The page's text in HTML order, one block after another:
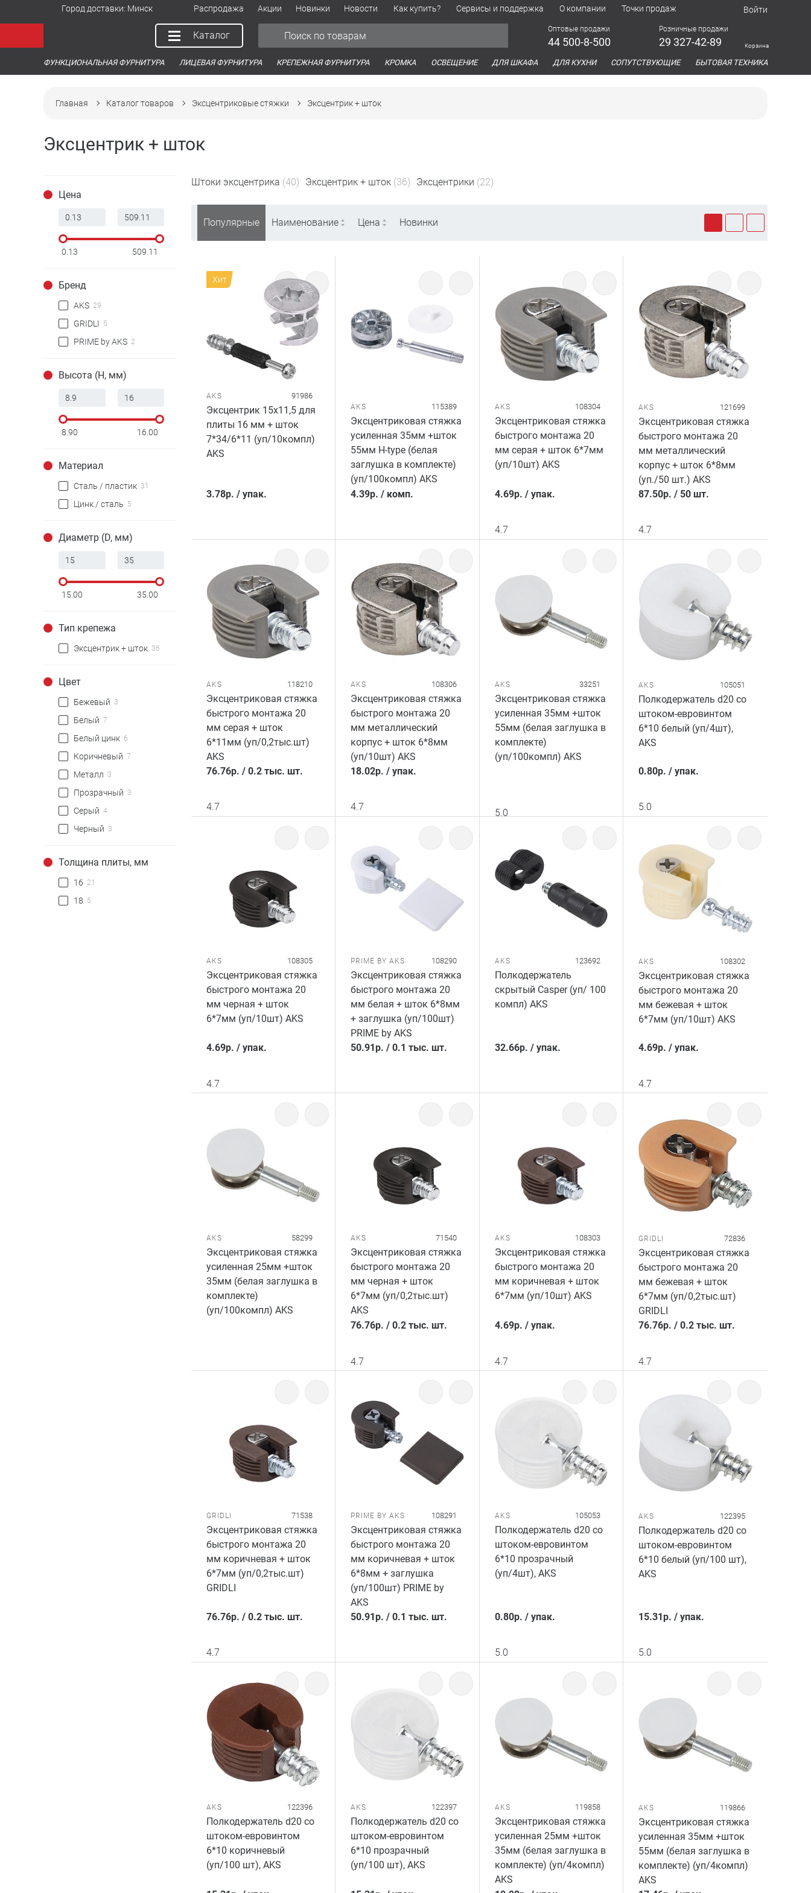
Город доставки: Минск Распродажа Акции Новинки Новости Как купить? Сервисы и поддержка О компании Точки продаж Войти
Каталог
Оптовые продажи
44 500-8-500
Розничные продажи
29 327-42-89 Корзина
ФУНКЦИОНАЛЬНАЯ ФУРНИТУРА ЛИЦЕВАЯ ФУРНИТУРА КРЕПЕЖНАЯ ФУРНИТУРА КРОМКА ОСВЕЩЕНИЕ ДЛЯ ШКАФА ДЛЯ КУХНИ СОПУТСТВУЮЩИЕ БЫТОВАЯ ТЕХНИКА
Главная Каталог товаров Эксцентриковые стяжки Эксцентрик + шток
Эксцентрик + шток
Цена
0.13 509.11
Бренд
AKS 29
GRIDLI 5
PRIME by AKS 2
Высота (H, мм)
8.90 16.00
Материал
Сталь / пластик 31
Цинк / сталь 5
Диаметр (D, мм)
15.00 35.00
Тип крепежа
Эксцентрик + шток 36
Цвет
Бежевый 3
Белый 7
Белый цинк 6
Коричневый 7
Металл 3
Прозрачный 3
Серый 4
Черный 3
Толщина плиты, мм
16 21
18 5
Штоки эксцентрика (40) Эксцентрик + шток (36) Эксцентрики (22)
Популярные Наименование Цена Новинки
Хит
AKS 91986
Эксцентрик 15x11,5 для
плиты 16 мм + шток
7*34/6*11 (уп/10компл)
AKS
3.78р. / упак.
AKS 115389
Эксцентриковая стяжка
усиленная 35мм +шток
55мм H-type (белая
заглушка в комплекте)
(уп/100компл) AKS
4.39р. / комп.
AKS 108304
Эксцентриковая стяжка
быстрого монтажа 20
мм серая + шток 6*7мм
(уп/10шт) AKS
4.69р. / упак.
4.7
AKS 121699
Эксцентриковая стяжка
быстрого монтажа 20
мм металлический
корпус + шток 6*8мм
(уп./50 шт.) AKS
87.50р. / 50 шт.
4.7
AKS 118210
Эксцентриковая стяжка
быстрого монтажа 20
мм серая + шток
6*11мм (уп/0,2тыс.шт)
AKS
76.76р. / 0.2 тыс. шт.
4.7
AKS 108306
Эксцентриковая стяжка
быстрого монтажа 20
мм металлический
корпус + шток 6*8мм
(уп/10шт) AKS
18.02р. / упак.
4.7
AKS 33251
Эксцентриковая стяжка
усиленная 35мм +шток
55мм (белая заглушка в
комплекте)
(уп/100компл) AKS
5.0
AKS 105051
Полкодержатель d20 со
штоком-евровинтом
6*10 белый (уп/4шт),
AKS
0.80р. /упак.
5.0
AKS 108305
Эксцентриковая стяжка
быстрого монтажа 20
мм черная + шток
6*7мм (уп/10шт) AKS
4.69р. / упак.
4.7
PRIME BY AKS 108290
Эксцентриковая стяжка
быстрого монтажа 20
мм белая + шток 6*8мм
+ заглушка (уп/100шт)
PRIME by AKS
50.91р. / 0.1 тыс. шт.
AKS 123692
Полкодержатель
скрытый Casper (уп/ 100
компл) AKS
32.66р. / упак.
AKS 108302
Эксцентриковая стяжка
быстрого монтажа 20
мм бежевая + шток
6*7мм (уп/10шт) AKS
4.69р. /упак.
4.7
AKS 58299
Эксцентриковая стяжка
усиленная 25мм +шток
35мм (белая заглушка в
комплекте)
(уп/100компл) AKS
AKS 71540
Эксцентриковая стяжка
быстрого монтажа 20
мм черная + шток
6*7мм (уп/0,2тыс.шт)
AKS
76.76р. / 0.2 тыс. шт.
4.7
AKS 108303
Эксцентриковая стяжка
быстрого монтажа 20
мм коричневая + шток
6*7мм (уп/10шт) AKS
4.69р. / упак.
4.7
GRIDLI 72836
Эксцентриковая стяжка
быстрого монтажа 20
мм бежевая + шток
6*7мм (уп/0,2тыс.шт)
GRIDLI
76.76р. /0.2 тыс. шт.
4.7
GRIDLI 71538
Эксцентриковая стяжка
быстрого монтажа 20
мм коричневая + шток
6*7мм (уп/0,2тыс.шт)
GRIDLI
76.76р. / 0.2 тыс. шт.
4.7
PRIME BY AKS 108291
Эксцентриковая стяжка
быстрого монтажа 20
мм коричневая + шток
6*8мм + заглушка
(уп/100шт) PRIME by
AKS
50.91р. / 0.1 тыс. шт.
AKS 105053
Полкодержатель d20 со
штоком-евровинтом
6*10 прозрачный
(уп/4шт), AKS
0.80р. / упак.
5.0
AKS 122395
Полкодержатель d20 со
штоком-евровинтом
6*10 белый (уп/100 шт),
AKS
15.31р. /упак.
5.0
AKS 122396
Полкодержатель d20 со
штоком-евровинтом
6*10 коричневый
(уп/100 шт), AKS
AKS 122397
Полкодержатель d20 со
штоком-евровинтом
6*10 прозрачный
(уп/100 шт), AKS
AKS 119858
Эксцентриковая стяжка
усиленная 25мм +шток
35мм (белая заглушка в
комплекте) (уп/4компл)
AKS
AKS 119866
Эксцентриковая стяжка
усиленная 35мм +шток
55мм (белая заглушка в
комплекте) (уп/4компл)
AKS